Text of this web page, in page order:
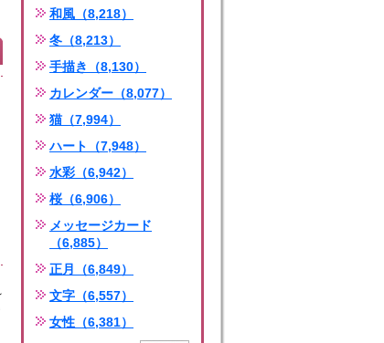
和風（8,218）
冬（8,213）
手描き（8,130）
カレンダー（8,077）
猫（7,994）
ハート（7,948）
水彩（6,942）
桜（6,906）
メッセージカード
（6,885）
正月（6,849）
文字（6,557）
女性（6,381）